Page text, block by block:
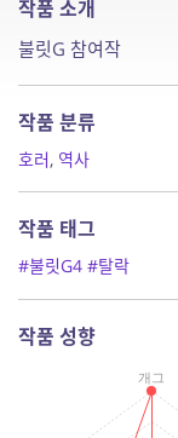
작품 소개
불릿G 참여작
작품 분류
호러, 역사
작품 태그
#불릿G4 #탈락
작품 성향
개그